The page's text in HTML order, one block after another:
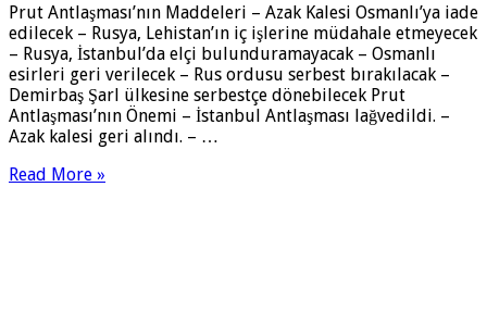
Prut Antlaşması’nın Maddeleri – Azak Kalesi Osmanlı’ya iade
edilecek – Rusya, Lehistan’ın iç işlerine müdahale etmeyecek
– Rusya, İstanbul’da elçi bulunduramayacak – Osmanlı
esirleri geri verilecek – Rus ordusu serbest bırakılacak –
Demirbaş Şarl ülkesine serbestçe dönebilecek Prut
Antlaşması’nın Önemi – İstanbul Antlaşması lağvedildi. –
Azak kalesi geri alındı. – …
Read More »